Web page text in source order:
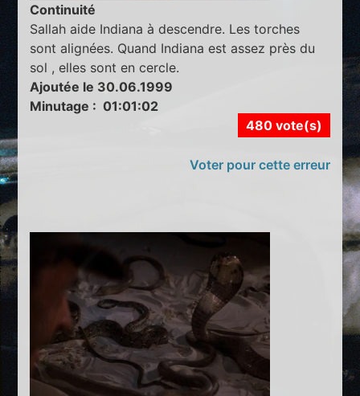
Continuité
Sallah aide Indiana à descendre. Les torches
sont alignées. Quand Indiana est assez près du
sol , elles sont en cercle.
Ajoutée le 30.06.1999
Minutage : 01:01:02
480 vote(s)
Voter pour cette erreur